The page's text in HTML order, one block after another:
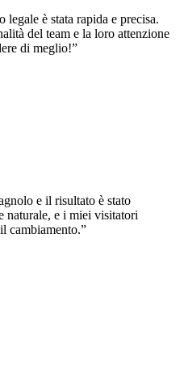
è stata rapida e precisa.
del team e la loro attenzione
di meglio!”
e il risultato è stato
naturale, e i miei visitatori
cambiamento.”